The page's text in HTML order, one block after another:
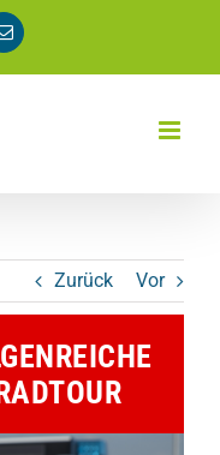
E-
Mail
Zurück Vor